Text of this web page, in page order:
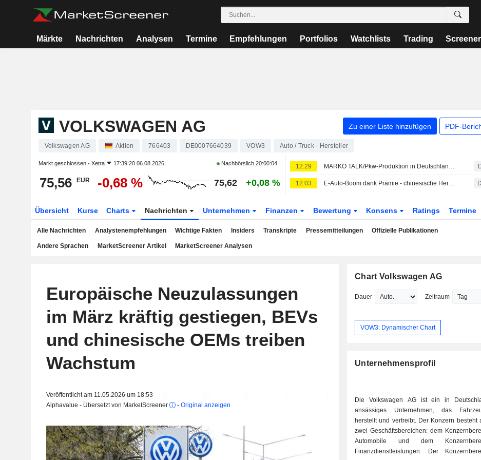
Märkte Nachrichten Analysen Termine Empfehlungen Portfolios Watchlists Trading Screener
VOLKSWAGEN AG Zu einer Liste hinzufügen PDF-
Volkswagen AG Aktien 766403 DE0007664039 VOW3 Auto / Truck - Hersteller
Markt geschlossen - Xetra 17:39:20 06.08.2026 Nachbörslich20:00:04
75,56 EUR -0,68 % 75,62 +0,08 %
12:29 MARKO TALK/Pkw-Produktion in Deutschland sinkt im Juli
12:03 E-Auto-Boom dank Prämie - chinesische Hersteller profitieren
Übersicht Kurse Charts Nachrichten Unternehmen Finanzen Bewertung Konsens Ratings Termine
Alle Nachrichten Analystenempfehlungen Wichtige Fakten Insiders Transkripte Pressemitteilungen Offizielle Publikationen
Andere Sprachen MarketScreener Artikel MarketScreener Analysen
Europäische Neuzulassungen
im März kräftig gestiegen, BEVs
und chinesische OEMs treiben
Wachstum
Veröffentlicht am 11.05.2026 um 18:53
Alphavalue - Übersetzt von MarketScreener
- Original anzeigen
Chart Volkswagen AG
Dauer Zeitraum
VOW3: Dynamischer Chart
Unternehmensprofil
Die Volkswagen AG ist ein in
ansässiges Unternehmen, das
herstellt und vertreibt. Der Konzern besteht
zwei Geschäftsbereichen: dem
Automobile und dem
Finanzdienstleistungen. Der